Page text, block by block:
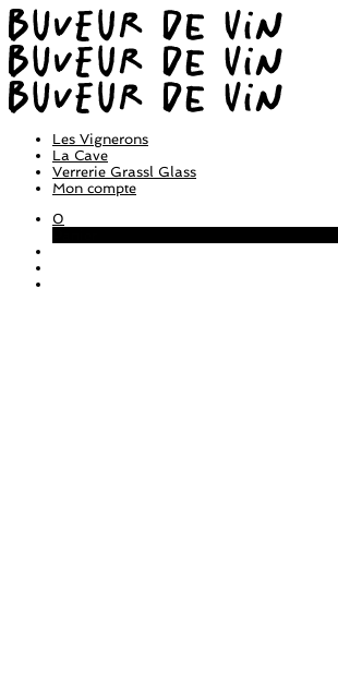
Les Vignerons
La Cave
Verrerie Grassl Glass
Mon compte
0